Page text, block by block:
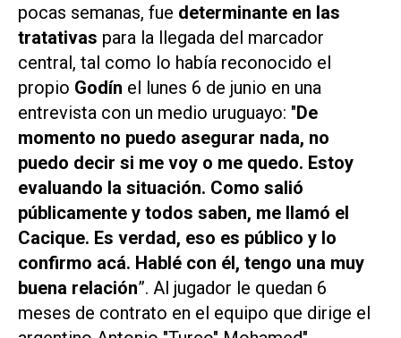
pocas semanas, fue determinante en las
tratativas para la llegada del marcador
central, tal como lo había reconocido el
propio Godín el lunes 6 de junio en una
entrevista con un medio uruguayo: "De
momento no puedo asegurar nada, no
puedo decir si me voy o me quedo. Estoy
evaluando la situación. Como salió
públicamente y todos saben, me llamó el
Cacique. Es verdad, eso es público y lo
confirmo acá. Hablé con él, tengo una muy
buena relación”. Al jugador le quedan 6
meses de contrato en el equipo que dirige el